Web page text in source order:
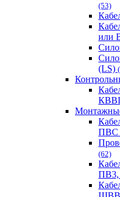
(53)
или
(LS)
ПВС
(62)
ПВ3,